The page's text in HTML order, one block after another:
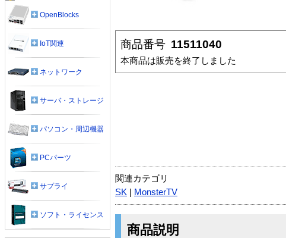
商品番号 11511040
本商品は販売を終了しました
関連カテゴリ
SK
MonsterTV
商品説明
OpenBlocks
IoT関連
ネットワーク
サーバ・ストレージ
パソコン・周辺機器
PCパーツ
サプライ
ソフト・ライセンス